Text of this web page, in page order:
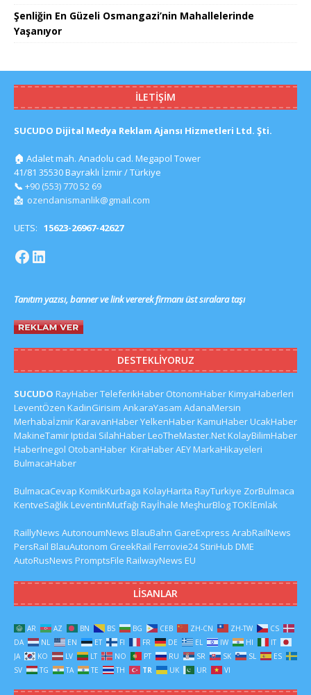
Şenliğin En Güzeli Osmangazi’nin Mahallelerinde
Yaşanıyor
İLETIŞIM
SUCUDO Dijital Medya Reklam Ajansı Hizmetleri Ltd. Şti.
🏠 Adalet mah. Anadolu cad. Megapol Tower
41/81 35530 Bayraklı İzmir / Türkiye
📞 +90 (553) 770 52 69
📩 ozendanismanlik@gmail.com
UETS: 15623-26967-42627
Tanıtım yazısı, banner ve link vererek firmanı üst sıralara taşı
DESTEKLIYORUZ
SUCUDO RayHaberTeleferikHaber OtonomHaberKimyaHaberleri
LeventÖzen KadinGirisim AnkaraYasam AdanaMersin
MerhabaİzmirKaravanHaberYelkenHaberKamuHaberUcakHaber
MakineTamirIptidai SilahHaberLeoTheMaster.NetKolayBilimHaber
HaberInegol OtobanHaber KiraHaberAEYMarkaHikayeleri
BulmacaHaber
BulmacaCevap KomikKurbaga KolayHarita RayTurkiye ZorBulmaca
KentveSağlıkLeventinMutfağı Rayİhale MeşhurBlogTOKİEmlak
RaillyNews AutonoumNews BlauBahn GareExpress ArabRailNews
PersRail BlauAutonom GreekRail Ferrovie24 StiriHub DME
AutoRusNews PromptsFile RailwayNews EU
LISANLAR
AR AZ BN BS BG CEB ZH-CN ZH-TW
CS
DA
NL EN ET FI FR DE EL IW HI
IT
JA
KO LV LT NO PT RU SR SK SL
ES
SV
TG TA TE TH TR UK UR VI